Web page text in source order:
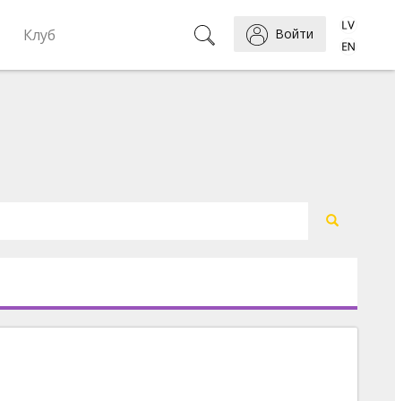
Клуб Войти